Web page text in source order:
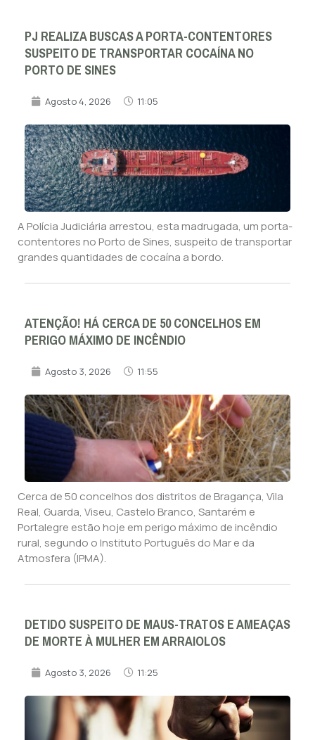
PJ REALIZA BUSCAS A PORTA-CONTENTORES
SUSPEITO DE TRANSPORTAR COCAÍNA NO
PORTO DE SINES
Agosto 4, 2026 11:05
A Polícia Judiciária arrestou, esta madrugada, um porta-
contentores no Porto de Sines, suspeito de transportar
grandes quantidades de cocaína a bordo.
ATENÇÃO! HÁ CERCA DE 50 CONCELHOS EM
PERIGO MÁXIMO DE INCÊNDIO
Agosto 3, 2026 11:55
Cerca de 50 concelhos dos distritos de Bragança, Vila
Real, Guarda, Viseu, Castelo Branco, Santarém e
Portalegre estão hoje em perigo máximo de incêndio
rural, segundo o Instituto Português do Mar e da
Atmosfera (IPMA).
DETIDO SUSPEITO DE MAUS-TRATOS E AMEAÇAS
DE MORTE À MULHER EM ARRAIOLOS
Agosto 3, 2026 11:25